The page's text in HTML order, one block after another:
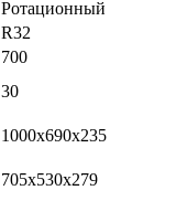
Ротационный
R32
700
30
1000x690x235
705x530x279